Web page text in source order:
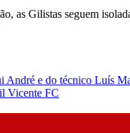
as Gilistas seguem
André e do técnico Luís
Vicente FC